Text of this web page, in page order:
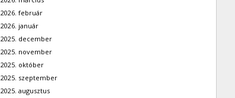
2026. február
2026. január
2025. december
2025. november
2025. október
2025. szeptember
2025. augusztus